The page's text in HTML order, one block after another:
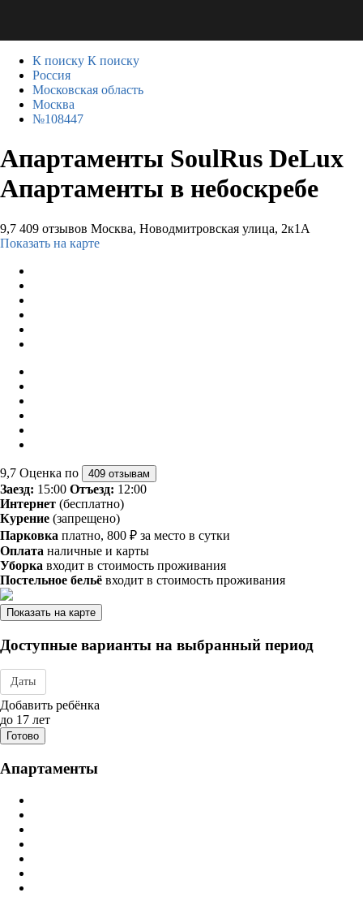
К поиску К поиску
Россия
Московская область
Москва
№108447
Апартаменты SoulRus DeLux
Апартаменты в небоскребе
9,7 409 отзывов Москва, Новодмитровская улица, 2к1А
Показать на карте
9,7 Оценка по 409 отзывам
Заезд: 15:00 Отъезд: 12:00
Интернет (бесплатно)
Курение (запрещено)
Парковка платно, 800 ₽ за место в сутки
Оплата наличные и карты
Уборка входит в стоимость проживания
Постельное бельё входит в стоимость проживания
Показать на карте
Доступные варианты на выбранный период
Даты
Дата заезда - отъезда
Добавить ребёнка
до 17 лет
Готово
Апартаменты